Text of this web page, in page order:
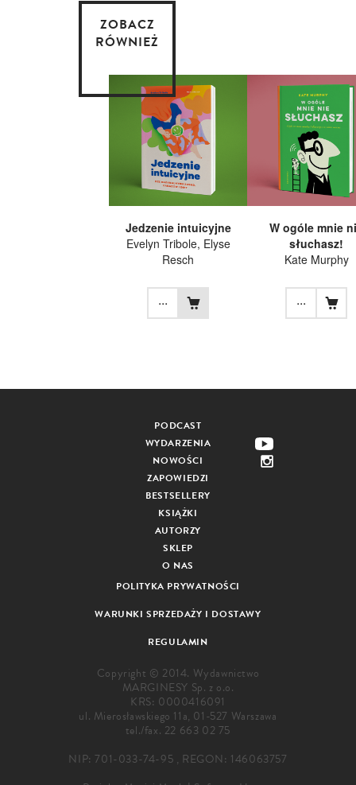
ZOBACZ
RÓWNIEŻ
Jedzenie intuicyjne
Evelyn Tribole, Elyse
Resch
...
W ogóle mnie
słuchasz!
Kate Murphy
...
PODCAST
WYDARZENIA
NOWOŚCI
ZAPOWIEDZI
BESTSELLERY
KSIĄŻKI
AUTORZY
SKLEP
O NAS
POLITYKA PRYWATNOŚCI
WARUNKI SPRZEDAŻY I DOSTAWY
REGULAMIN
Copyright © 2014. Wydawnictwo
MARGINESY Sp. z o.o.
KRS: 0000416091
ul. Mierosławskiego 11a, 01-527 Warszawa
tel./fax. 22 663 02 75
NIP: 701-033-74-95 , REGON: 146063757